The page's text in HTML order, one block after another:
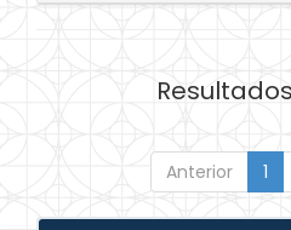
Resultados
Anterior 1